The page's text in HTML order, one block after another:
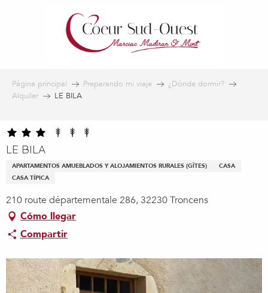
Página principal Preparando mi viaje
¿Dónde dormir?
Alquiler
LE BILA
LE BILA
APARTAMENTOS AMUEBLADOS Y ALOJAMIENTOS RURALES (GÎTES)
CASA
CASA TÍPICA
210 route départementale 286, 32230 Troncens
Cómo llegar
Compartir